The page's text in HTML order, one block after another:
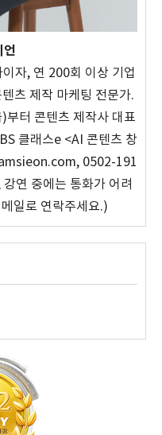
언
자, 연 200회 이상 기업
츠 제작 마케팅 전문가.
부터 콘텐츠 제작사 대표
클래스e <AI 콘텐츠 창
0502-191
연 중에는 통화가 어려
일로 연락주세요.)